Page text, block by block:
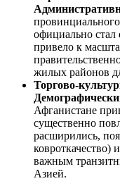
официально
привело к
жилых районов
Торгово-
Афганистане
существенно
расширились,
ковроткачество)
важным
Азией.